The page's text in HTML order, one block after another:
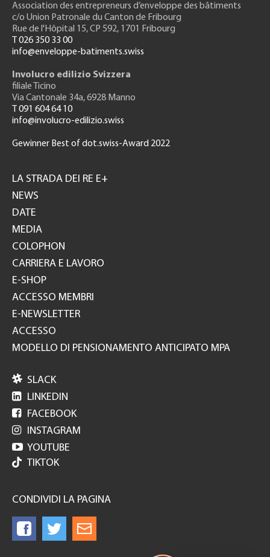
Association des entrepreneurs d’enveloppe des bâtiments
c/o Union Patronale du Canton de Fribourg
Rue de l'Hôpital 15, CP 592, 1701 Fribourg
T 026 350 33 00
info@enveloppe-batiments.swiss
Involucro edilizio Svizzera
filiale Ticino
Via Cantonale 34a, 6928 Manno
T 091 604 64 10
info@involucro-edilizio.swiss
Gewinner Best of dot.swiss-Award 2022
GH
LA STRADA DEI RE E+
NEWS
DATE
MEDIA
COLOPHON
CARRIERA E LAVORO
E-SHOP
ACCESSO MEMBRI
E-NEWSLETTER
ACCESSO
MODELLO DI PENSIONAMENTO ANTICIPATO MPA
 SLACK
 LINKEDIN
 FACEBOOK
 INSTAGRAM
 YOUTUBE
TIKTOK
CONDIVIDI LA PAGINA